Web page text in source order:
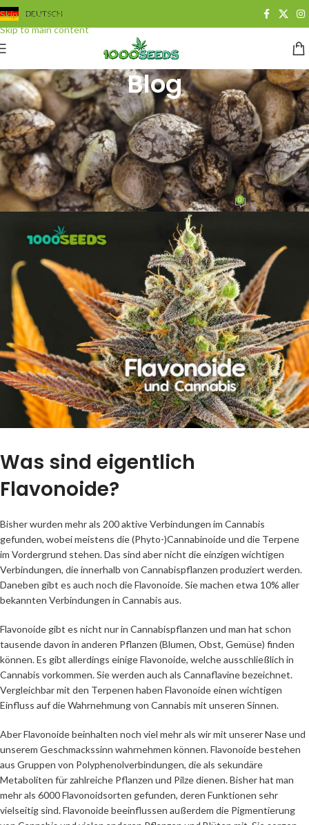
Skip to navigation
Skip to main content
DEUTSCH
Blog
BLOG, CANNABIS ALS MEDIZIN
Flavonoide: weitere
medizinische Geheimnisse im
Cannabis
Juan CervantesOn 25. September 2019 0
Was sind eigentlich
Flavonoide?
Bisher wurden mehr als 200 aktive Verbindungen im Cannabis
gefunden, wobei meistens die (Phyto-)Cannabinoide und die Terpene
im Vordergrund stehen. Das sind aber nicht die einzigen wichtigen
Verbindungen, die innerhalb von Cannabispflanzen produziert werden.
Daneben gibt es auch noch die Flavonoide. Sie machen etwa 10% aller
bekannten Verbindungen in Cannabis aus.
Flavonoide gibt es nicht nur in Cannabispflanzen und man hat schon
tausende davon in anderen Pflanzen (Blumen, Obst, Gemüse) finden
können. Es gibt allerdings einige Flavonoide, welche ausschließlich in
Cannabis vorkommen. Sie werden auch als Cannaflavine bezeichnet.
Vergleichbar mit den Terpenen haben Flavonoide einen wichtigen
Einfluss auf die Wahrnehmung von Cannabis mit unseren Sinnen.
Aber Flavonoide beinhalten noch viel mehr als wir mit unserer Nase und
unserem Geschmackssinn wahrnehmen können. Flavonoide bestehen
aus Gruppen von Polyphenolverbindungen, die als sekundäre
Metaboliten für zahlreiche Pflanzen und Pilze dienen. Bisher hat man
mehr als 6000 Flavonoidsorten gefunden, deren Funktionen sehr
vielseitig sind. Flavonoide beeinflussen außerdem die Pigmentierung